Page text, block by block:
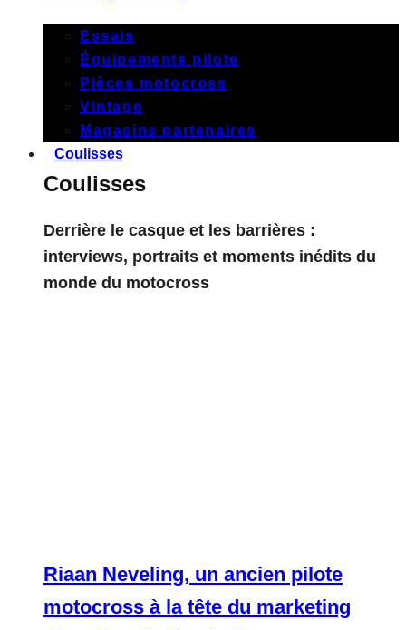
Essais
Équipements pilote
Pièces motocross
Vintage
Magasins partenaires
Coulisses
Coulisses
Derrière le casque et les barrières :
interviews, portraits et moments inédits du
monde du motocross
Riaan Neveling, un ancien pilote
motocross à la tête du marketing